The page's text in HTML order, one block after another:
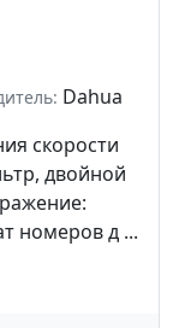
Dahua
скорости
двойной
номеров д ...